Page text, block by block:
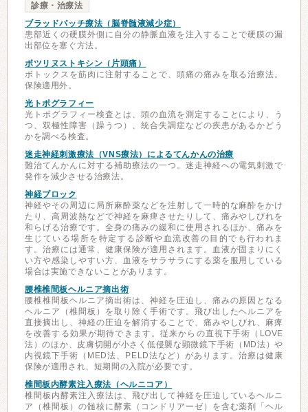
診療・治療法
ブラッドパッチ療法（脳脊髄液減少症）
患部近くの硬膜外側に自分の静脈血液を注入することで硬膜の漏
出部位を塞ぐ方法。
ボツリヌストキシン（片頭痛）
ボトックスを筋肉に注射することで、頭痛の痛みを取る治療法。
保険適用外。
光トポグラフィー
光トポグラフィー検査とは、頭の血流を測定することにより、う
つ、双極性障害（躁うつ）、統合失調症などの疾患があるかどう
かを調べる検査。
迷走神経刺激療法（VNS療法）によるてんかんの治療
難治てんかんに対する補助療法の一つ。迷走神経への電気刺激で
発作を減少させる治療法。
神経ブロック
神経やその周辺に局所麻酔薬などを注射して一時的な麻酔をかけ
たり、高周波熱などで神経を麻痺させたりして、痛みやしびれを
和らげる治療です。全身の痛みの緩和に使用されるほか、痛みを
生じている場所を特定する診断や血流改善の目的でも行われま
す。治療には通常、健康保険が適用されます。血液が固まりにく
い方や感染しやすい方、血液をサラサラにする薬を服用している
場合は実施できないことがあります。
腰椎椎間板ヘルニア摘出術
腰椎椎間板ヘルニア摘出術は、神経を圧迫し、痛みの原因となる
ヘルニア（椎間板）を取り除く手術です。飛び出したヘルニアを
直接摘出し、神経の圧迫を解消することで、痛みやしびれ、麻痺
を改善する効果が期待できます。従来からの直視下手術（LOVE
法）のほか、皮膚切開が小さく低侵襲な顕微鏡下手術（MD法）や
内視鏡下手術（MED法、PELD法など）があります。治療は健康
保険が適用され、短期間の入院が必要です。
椎間板内酵素注入療法（ヘルニコア）
椎間板内酵素注入療法は、飛び出して神経を圧迫しているヘルニ
ア（椎間板）の髄核に酵素（コンドリアーゼ）を含む薬剤「ヘル